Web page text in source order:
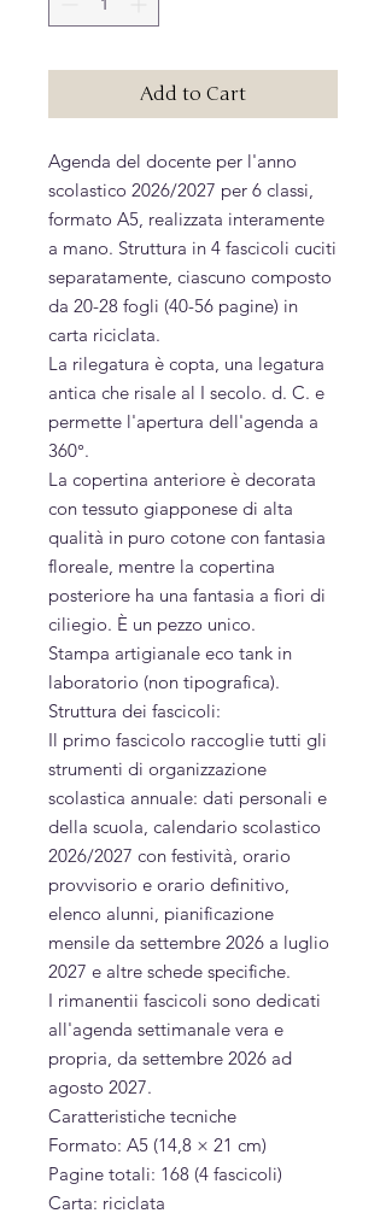
Add to Cart
Agenda del docente per l'anno
scolastico 2026/2027 per 6 classi,
formato A5, realizzata interamente
a mano. Struttura in 4 fascicoli cuciti
separatamente, ciascuno composto
da 20-28 fogli (40-56 pagine) in
carta riciclata.
La rilegatura è copta, una legatura
antica che risale al I secolo. d. C. e
permette l'apertura dell'agenda a
360°.
La copertina anteriore è decorata
con tessuto giapponese di alta
qualità in puro cotone con fantasia
floreale, mentre la copertina
posteriore ha una fantasia a fiori di
ciliegio. È un pezzo unico.
Stampa artigianale eco tank in
laboratorio (non tipografica).
Struttura dei fascicoli:
Il primo fascicolo raccoglie tutti gli
strumenti di organizzazione
scolastica annuale: dati personali e
della scuola, calendario scolastico
2026/2027 con festività, orario
provvisorio e orario definitivo,
elenco alunni, pianificazione
mensile da settembre 2026 a luglio
2027 e altre schede specifiche.
I rimanentii fascicoli sono dedicati
all'agenda settimanale vera e
propria, da settembre 2026 ad
agosto 2027.
Caratteristiche tecniche
Formato: A5 (14,8 × 21 cm)
Pagine totali: 168 (4 fascicoli)
Carta: riciclata